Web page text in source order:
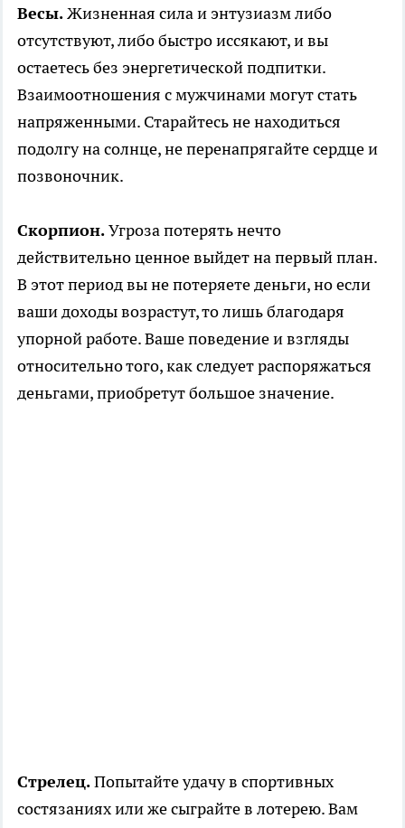
Весы.Жизненная сила и энтузиазм либо
отсутствуют, либо быстро иссякают, и вы
остаетесь без энергетической подпитки.
Взаимоотношения с мужчинами могут стать
напряженными. Старайтесь не находиться
подолгу на солнце, не перенапрягайте сердце и
позвоночник.
Скорпион.Угроза потерять нечто
действительно ценное выйдет на первый план.
В этот период вы не потеряете деньги, но если
ваши доходы возрастут, то лишь благодаря
упорной работе. Ваше поведение и взгляды
относительно того, как следует распоряжаться
деньгами, приобретут большое значение.
Стрелец.Попытайте удачу в спортивных
состязаниях или же сыграйте в лотерею. Вам